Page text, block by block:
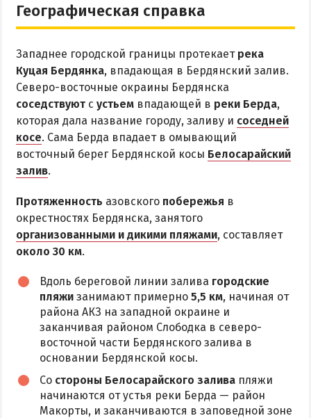
ЦЕНТР
АЗОВСКОЕ (ЛУНАЧАРСКОЕ)
НОВОПЕТРОВКА
ЛЕЧЕНИЕ И БАЛЬНЕОТЕРАПИЯ
Грязи, лиманы и соленые озера
Санатории
ПИТАНИЕ
РАЗВЛЕЧЕНИЯ
Аквапарк
Дельфинарий
Зоопарк
Виндсерфинг
Рыбалка
ДОСТОПРИМЕЧАТЕЛЬНОСТИ
Географическая справка
Западнее городской границы протекает река
Куцая Бердянка, впадающая в Бердянский залив.
Северо-восточные окраины Бердянска
соседствуют с устьем впадающей в реки Берда,
которая дала название городу, заливу и соседней
косе. Сама Берда впадает в омывающий
восточный берег Бердянской косы Белосарайский
залив.
Протяженность азовского побережья в
окрестностях Бердянска, занятого
организованными и дикими пляжами, составляет
около 30 км.
Вдоль береговой линии залива городские
пляжи занимают примерно 5,5 км, начиная от
района АКЗ на западной окраине и
заканчивая районом Слободка в северо-
восточной части Бердянского залива в
основании Бердянской косы.
Со стороны Белосарайского залива пляжи
начинаются от устья реки Берда — район
Макорты, и заканчиваются в заповедной зоне